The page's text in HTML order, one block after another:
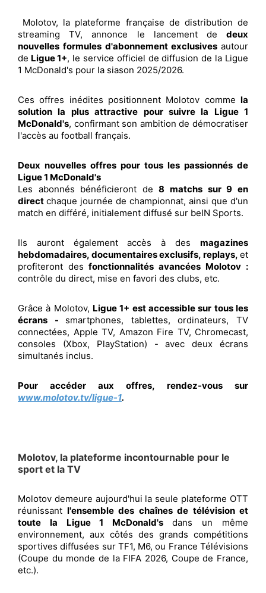
Molotov, la plateforme française de distribution de
streaming TV, annonce le lancement de deux
nouvelles formules d'abonnement exclusives autour
de Ligue 1+, le service officiel de diffusion de la Ligue
1 McDonald's pour la siason 2025/2026.
Ces offres inédites positionnent Molotov comme la
solution la plus attractive pour suivre la Ligue 1
McDonald's, confirmant son ambition de démocratiser
l'accès au football français.
Deux nouvelles offres pour tous les passionnés de
Ligue 1 McDonald's
Les abonnés bénéficieront de 8 matchs sur 9 en
direct chaque journée de championnat, ainsi que d'un
match en différé, initialement diffusé sur beIN Sports.
Ils auront également accès à des magazines
hebdomadaires, documentaires exclusifs, replays, et
profiteront des fonctionnalités avancées Molotov :
contrôle du direct, mise en favori des clubs, etc.
Grâce à Molotov, Ligue 1+ est accessible sur tous les
écrans - smartphones, tablettes, ordinateurs, TV
connectées, Apple TV, Amazon Fire TV, Chromecast,
consoles (Xbox, PlayStation) - avec deux écrans
simultanés inclus.
Pour accéder aux offres, rendez-vous sur
www.molotov.tv/ligue-1.
Molotov, la plateforme incontournable pour le
sport et la TV
Molotov demeure aujourd'hui la seule plateforme OTT
réunissant l'ensemble des chaînes de télévision et
toute la Ligue 1 McDonald's dans un même
environnement, aux côtés des grands compétitions
sportives diffusées sur TF1, M6, ou France Télévisions
(Coupe du monde de la FIFA 2026, Coupe de France,
etc.).